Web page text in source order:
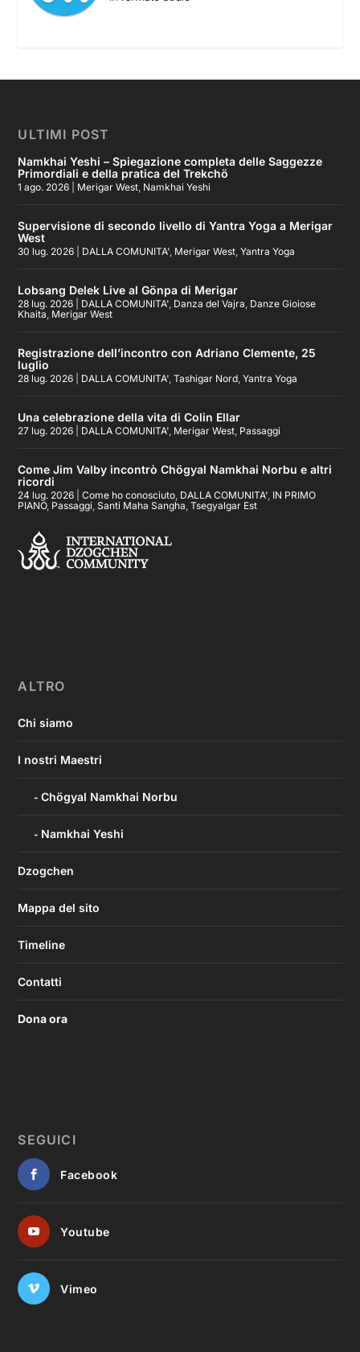
ULTIMI POST
Namkhai Yeshi – Spiegazione completa delle Saggezze
Primordiali e della pratica del Trekchö
1 ago. 2026 Merigar West Namkhai Yeshi
Supervisione di secondo livello di Yantra Yoga a Merigar
West
30 lug. 2026 DALLA COMUNITA' Merigar West ,Yantra Yoga
Lobsang Delek Live al Gönpa di Merigar
28 lug. 2026 DALLA COMUNITA' Danza del Vajra Danze Gioiose
Khaita Merigar West
Registrazione dell’incontro con Adriano Clemente, 25
luglio
28 lug. 2026 DALLA COMUNITA' ,Tashigar Nord ,Yantra Yoga
Una celebrazione della vita di Colin Ellar
27 lug. 2026 DALLA COMUNITA' Merigar West Passaggi
Come Jim Valby incontrò Chögyal Namkhai Norbu e altri
ricordi
24 lug. 2026 |Come ho conosciuto DALLA COMUNITA' IN PRIMO
PIANO, Passaggi ,Santi Maha Sangha ,Tsegyalgar Est
ALTRO
Chi siamo
I nostri Maestri
Chögyal Namkhai Norbu
Namkhai Yeshi
Dzogchen
Mappa del sito
Timeline
Contatti
Dona ora
SEGUICI
Facebook
Youtube
Vimeo